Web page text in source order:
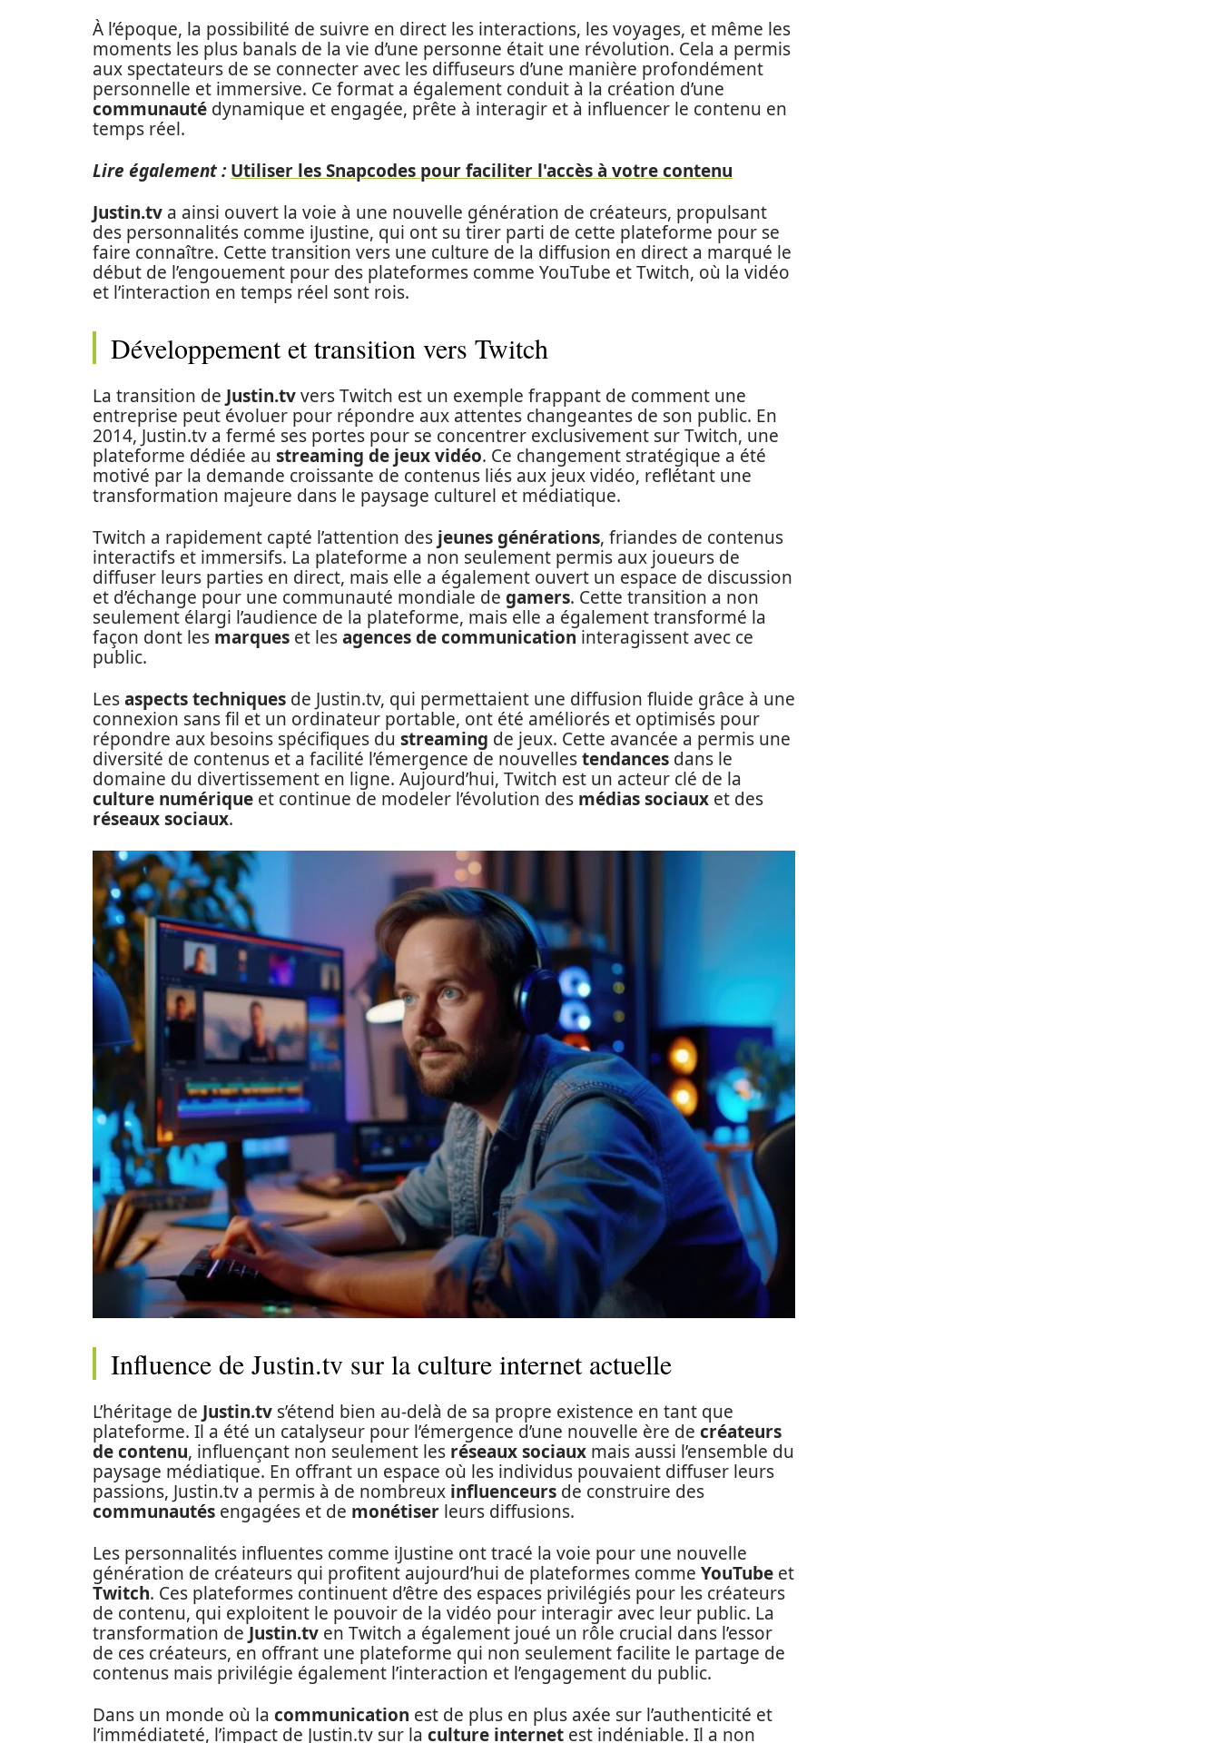
À l’époque, la possibilité de suivre en direct les interactions, les voyages, et même les
moments les plus banals de la vie d’une personne était une révolution. Cela a permis
aux spectateurs de se connecter avec les diffuseurs d’une manière profondément
personnelle et immersive. Ce format a également conduit à la création d’une
communauté dynamique et engagée, prête à interagir et à influencer le contenu en
temps réel.
Lire également : Utiliser les Snapcodes pour faciliter l'accès à votre contenu
Justin.tv a ainsi ouvert la voie à une nouvelle génération de créateurs, propulsant
des personnalités comme iJustine, qui ont su tirer parti de cette plateforme pour se
faire connaître. Cette transition vers une culture de la diffusion en direct a marqué le
début de l’engouement pour des plateformes comme YouTube et Twitch, où la vidéo
et l’interaction en temps réel sont rois.
Développement et transition vers Twitch
La transition de Justin.tvvers Twitch est un exemple frappant de comment une
entreprise peut évoluer pour répondre aux attentes changeantes de son public. En
2014, Justin.tv a fermé ses portes pour se concentrer exclusivement sur Twitch, une
plateforme dédiée au streaming de jeux vidéo. Ce changement stratégique a été
motivé par la demande croissante de contenus liés aux jeux vidéo, reflétant une
transformation majeure dans le paysage culturel et médiatique.
Twitch a rapidement capté l’attention des jeunes générations, friandes de contenus
interactifs et immersifs. La plateforme a non seulement permis aux joueurs de
diffuser leurs parties en direct, mais elle a également ouvert un espace de discussion
et d’échange pour une communauté mondiale de gamers. Cette transition a non
seulement élargi l’audience de la plateforme, mais elle a également transformé la
façon dont les marques et lesagences de communication interagissent avec ce
public.
Lesaspects techniques de Justin.tv, qui permettaient une diffusion fluide grâce à une
connexion sans fil et un ordinateur portable, ont été améliorés et optimisés pour
répondre aux besoins spécifiques du streaming de jeux. Cette avancée a permis une
diversité de contenus et a facilité l’émergence de nouvellestendances dans le
domaine du divertissement en ligne. Aujourd’hui, Twitch est un acteur clé de la
culture numérique et continue de modeler l’évolution des médias sociaux et des
réseaux sociaux.
Influence de Justin.tv sur la culture internet actuelle
L’héritage de Justin.tv s’étend bien au-delà de sa propre existence en tant que
plateforme. Il a été un catalyseur pour l’émergence d’une nouvelle ère de créateurs
de contenu, influençant non seulement les réseaux sociaux mais aussi l’ensemble du
paysage médiatique. En offrant un espace où les individus pouvaient diffuser leurs
passions, Justin.tv a permis à de nombreux influenceurs de construire des
communautés engagées et de monétiser leurs diffusions.
Les personnalités influentes comme iJustine ont tracé la voie pour une nouvelle
génération de créateurs qui profitent aujourd’hui de plateformes comme YouTube et
Twitch. Ces plateformes continuent d’être des espaces privilégiés pour les créateurs
de contenu, qui exploitent le pouvoir de la vidéo pour interagir avec leur public. La
transformation de Justin.tv en Twitch a également joué un rôle crucial dans l’essor
de ces créateurs, en offrant une plateforme qui non seulement facilite le partage de
contenus mais privilégie également l’interaction et l’engagement du public.
Dans un monde où la communication est de plus en plus axée sur l’authenticité et
l’immédiateté, l’impact de Justin.tv sur la culture internet est indéniable. Il a non